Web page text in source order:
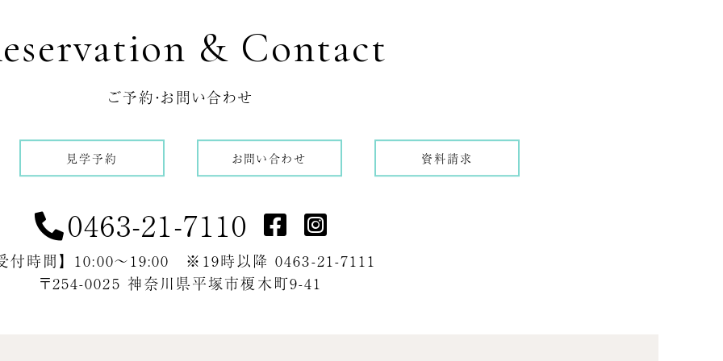
& Contact
ご予約・お問い合わせ
見学予約 お問い合わせ 資料請求
0463-21-7110
受付時間】 10:00～19:00 ※19時以降 0463-21-7111
〒254-0025 神奈川県平塚市榎木町9-41